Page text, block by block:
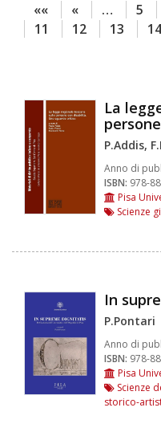
«« « … 5
11
12 13 14
La
P.Addis,
Anno di
ISBN: 978-
Pisa
Scienze
In
P.Pontari
Anno di
ISBN: 978-
Pisa
Scienze
storico-